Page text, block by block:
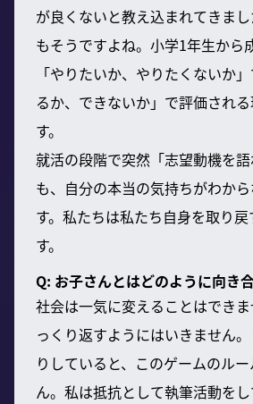
が良くないと教え込まれてきま
もそうですよね。小学1年生から
「やりたいか、やりたくないか
るか、できないか」で評価され
す。
就活の段階で突然「志望動機を
も、自分の本当の気持ちがわか
す。私たちは私たち自身を取り
す。
Q: お子さんとはどのように向き
社会は一気に変えることはでき
っくり返すようにはいきません
りしていると、このゲームのル
ん。私は抵抗として執筆活動を